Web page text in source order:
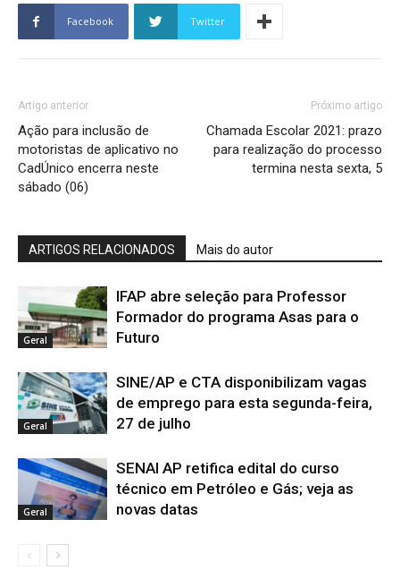
Facebook Twitter
Artigo anterior
Ação para inclusão de
motoristas de aplicativo no
CadÚnico encerra neste
sábado (06)
Próximo artigo
Chamada Escolar 2021: prazo
para realização do processo
termina nesta sexta, 5
ARTIGOS RELACIONADOS Mais do autor
Geral
IFAP abre seleção para Professor
Formador do programa Asas para o
Futuro
Geral
SINE/AP e CTA disponibilizam vagas
de emprego para esta segunda-feira,
27 de julho
Geral
SENAI AP retifica edital do curso
técnico em Petróleo e Gás; veja as
novas datas